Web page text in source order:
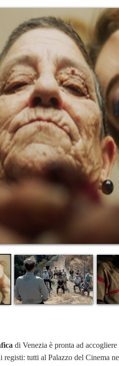
di Venezia è pronta ad
registi: tutti al Palazzo del Cinema